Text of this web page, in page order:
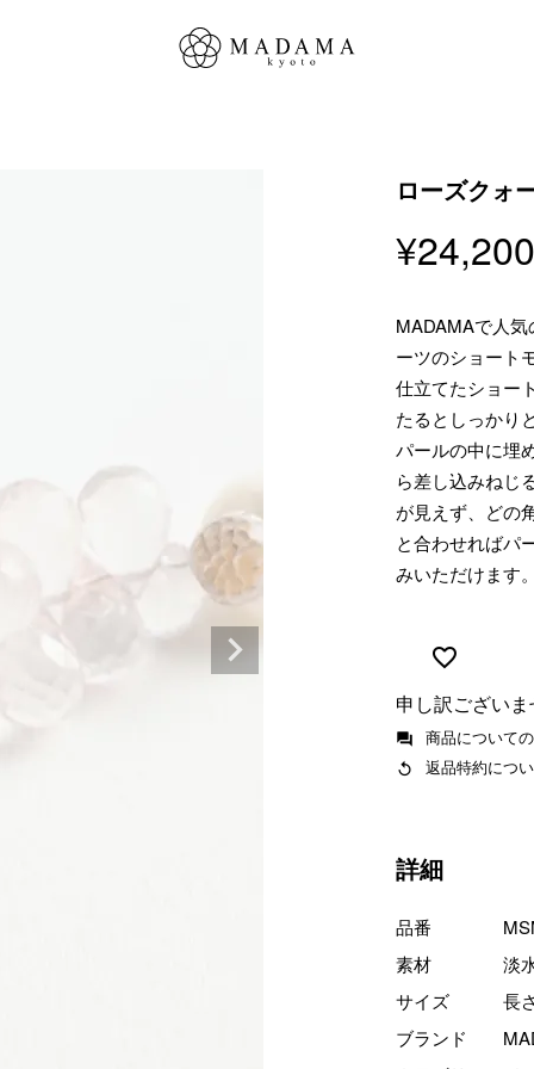
ローズクォ
¥24,200
MADAMAで人
ーツのショート
仕立てたショー
たるとしっかり
パールの中に埋
ら差し込みねじ
が見えず、どの
と合わせればパ
みいただけます
申し訳ござい
商品について
返品特約につ
詳細
品番
素材
淡
サイズ
長
ブランド